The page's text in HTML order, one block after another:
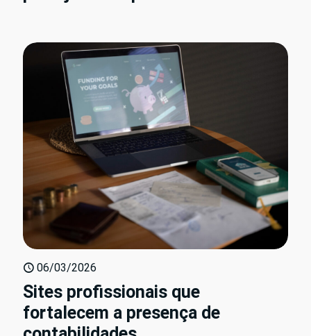
06/03/2026
Sites profissionais que
fortalecem a presença de